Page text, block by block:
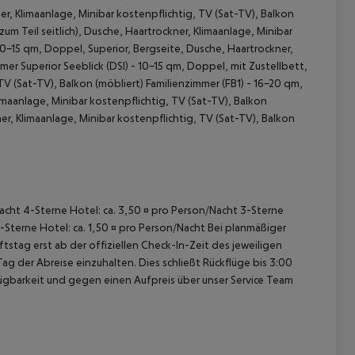
Klimaanlage, Minibar kostenpflichtig, TV (Sat-TV), Balkon
Teil seitlich), Dusche, Haartrockner, Klimaanlage, Minibar
qm, Doppel, Superior, Bergseite, Dusche, Haartrockner,
Superior Seeblick (DSI) - 10-15 qm, Doppel, mit Zustellbett,
TV), Balkon (möbliert) Familienzimmer (FB1) - 16-20 qm,
Minibar kostenpflichtig, TV (Sat-TV), Balkon
Klimaanlage, Minibar kostenpflichtig, TV (Sat-TV), Balkon
4-Sterne Hotel: ca. 3,50 ¤ pro Person/Nacht 3-Sterne
Hotel: ca. 1,50 ¤ pro Person/Nacht Bei planmäßiger
erst ab der offiziellen Check-In-Zeit des jeweiligen
der Abreise einzuhalten. Dies schließt Rückflüge bis 3:00
und gegen einen Aufpreis über unser Service Team